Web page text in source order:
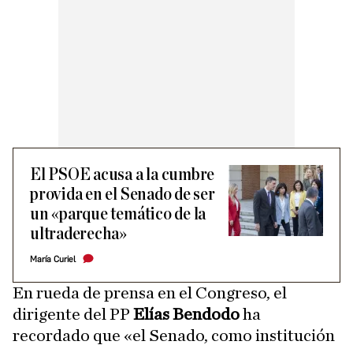
El PSOE acusa a la cumbre
provida en el Senado de ser
un «parque temático de la
ultraderecha»
María Curiel
En rueda de prensa en el Congreso, el
dirigente del PP Elías Bendodoha
recordado que «el Senado, como institución